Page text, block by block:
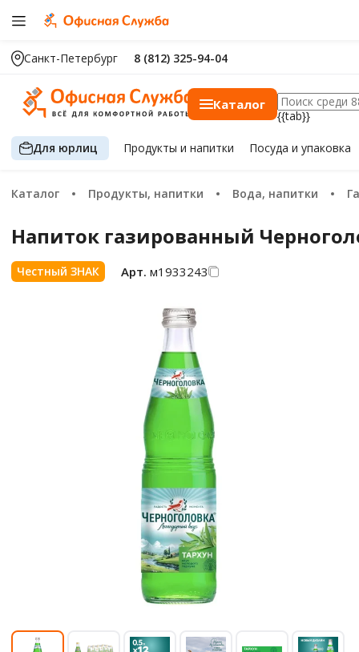
Санкт-Петербург 8 (812) 325-94-04
Каталог
{{tab}}
Для юрлиц Продуктыи напитки Посуда и упаковка
Каталог Продукты, напитки Вода, напитки
Напиток газированный
Честный ЗНАК Арт. м1933243